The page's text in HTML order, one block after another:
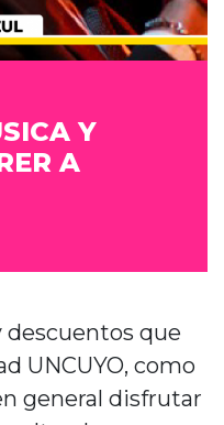
Y
A
descuentos que
UNCUYO, como
general disfrutar